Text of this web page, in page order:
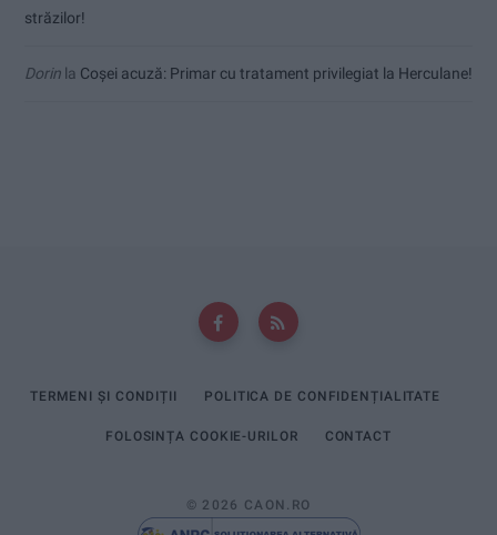
străzilor!
Dorin la Coșei acuză: Primar cu tratament privilegiat la Herculane!
TERMENI ȘI CONDIȚII POLITICA DE CONFIDENȚIALITATE
FOLOSINȚA COOKIE-URILOR CONTACT
© 2026 CAON.RO